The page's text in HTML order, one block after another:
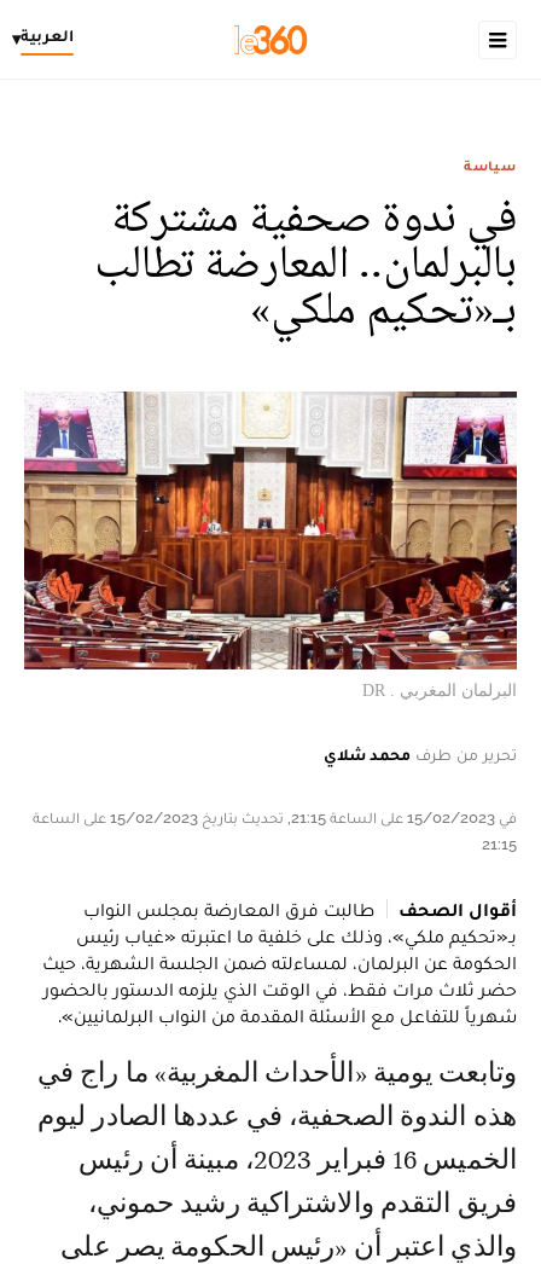
العربية▾
سياسة
في ندوة صحفية مشتركة
بالبرلمان.. المعارضة تطالب
بـ«تحكيم ملكي»
البرلمان المغربي . DR
تحرير من طرف محمد شلاي
في 15/02/2023 على الساعة 21:15, تحديث بتاريخ 15/02/2023 على الساعة
21:15
أقوال الصحف
طالبت فرق المعارضة بمجلس النواب
بـ«تحكيم ملكي»، وذلك على خلفية ما اعتبرته «غياب رئيس
الحكومة عن البرلمان، لمساءلته ضمن الجلسة الشهرية، حيث
حضر ثلاث مرات فقط، في الوقت الذي يلزمه الدستور بالحضور
شهرياً للتفاعل مع الأسئلة المقدمة من النواب البرلمانيين».
وتابعت يومية «الأحداث المغربية» ما راج في
هذه الندوة الصحفية، في عددها الصادر ليوم
الخميس 16 فبراير 2023، مبينة أن رئيس
فريق التقدم والاشتراكية رشيد حموني،
والذي اعتبر أن «رئيس الحكومة يصر على